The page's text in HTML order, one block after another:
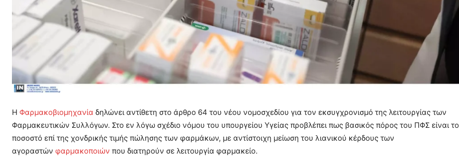
Η Φαρμακοβιομηχανία δηλώνει αντίθετη στο άρθρο 64 του νέου νομοσχεδίου για τον εκσυγχρονισμό της λειτουργίας των
Φαρμακευτικών Συλλόγων. Στο εν λόγω σχέδιο νόμου του υπουργείου Υγείας προβλέπει πως βασικός πόρος του ΠΦΣ είναι το
ποσοστό επί της χονδρικής τιμής πώλησης των φαρμάκων, με αντίστοιχη μείωση του λιανικού κέρδους των
αγοραστών φαρμακοποιών που διατηρούν σε λειτουργία φαρμακείο.